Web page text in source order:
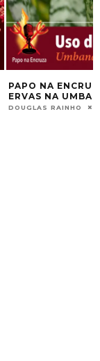
PAPO NA
ERVAS NA
DOUGLAS RAINHO